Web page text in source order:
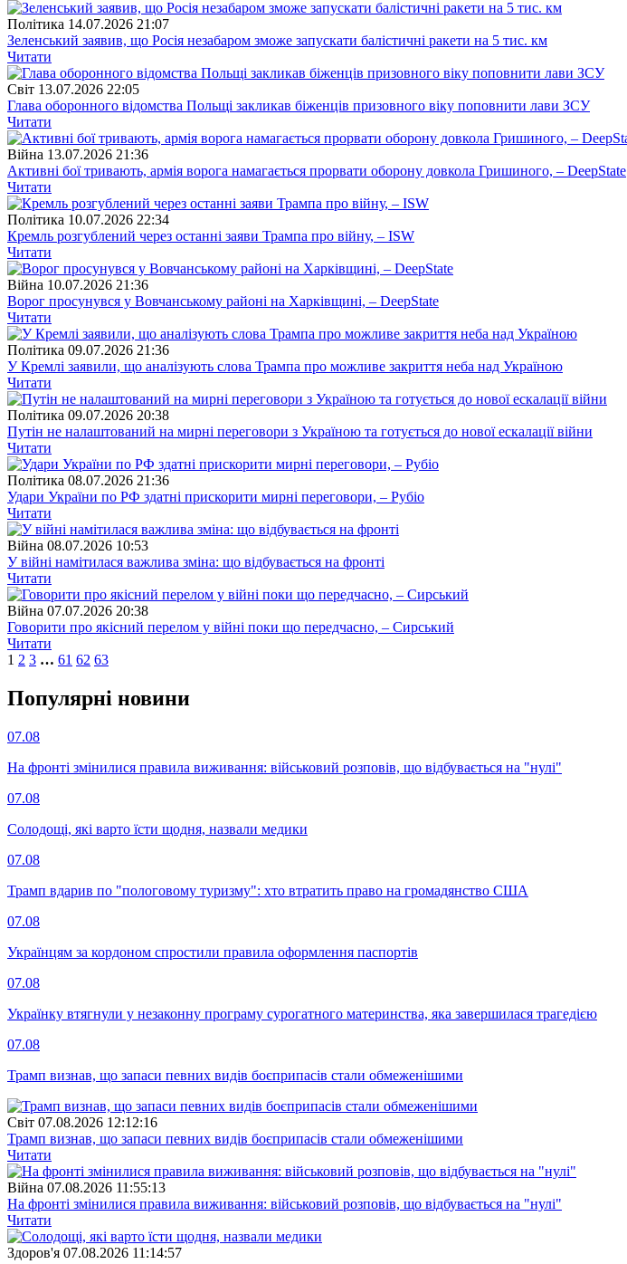
Полiтика 14.07.2026 21:07
Зеленський заявив, що Росія незабаром зможе запускати балістичні ракети на 5 тис. км
Читати
Свiт 13.07.2026 22:05
Глава оборонного відомства Польщі закликав біженців призовного віку поповнити лави ЗСУ
Читати
Війна 13.07.2026 21:36
Активні бої тривають, армія ворога намагається прорвати оборону довкола Гришиного, – DeepState
Читати
Полiтика 10.07.2026 22:34
Кремль розгублений через останні заяви Трампа про війну, – ISW
Читати
Війна 10.07.2026 21:36
Ворог просунувся у Вовчанському районі на Харківщині, – DeepState
Читати
Полiтика 09.07.2026 21:36
У Кремлі заявили, що аналізують слова Трампа про можливе закриття неба над Україною
Читати
Полiтика 09.07.2026 20:38
Путін не налаштований на мирні переговори з Україною та готується до нової ескалації війни
Читати
Полiтика 08.07.2026 21:36
Удари України по РФ здатні прискорити мирні переговори, – Рубіо
Читати
Війна 08.07.2026 10:53
У війні намітилася важлива зміна: що відбувається на фронті
Читати
Війна 07.07.2026 20:38
Говорити про якісний перелом у війні поки що передчасно, – Сирський
Читати
1 2 3 … 61 62 63
Популярнi новини
07.08
На фронті змінилися правила виживання: військовий розповів, що відбувається на "нулі"
07.08
Солодощі, які варто їсти щодня, назвали медики
07.08
Трамп вдарив по "пологовому туризму": хто втратить право на громадянство США
07.08
Українцям за кордоном спростили правила оформлення паспортів
07.08
Українку втягнули у незаконну програму сурогатного материнства, яка завершилася трагедією
07.08
Трамп визнав, що запаси певних видів боєприпасів стали обмеженішими
Свiт 07.08.2026 12:12:16
Трамп визнав, що запаси певних видів боєприпасів стали обмеженішими
Читати
Війна 07.08.2026 11:55:13
На фронті змінилися правила виживання: військовий розповів, що відбувається на "нулі"
Читати
Здоров'я 07.08.2026 11:14:57